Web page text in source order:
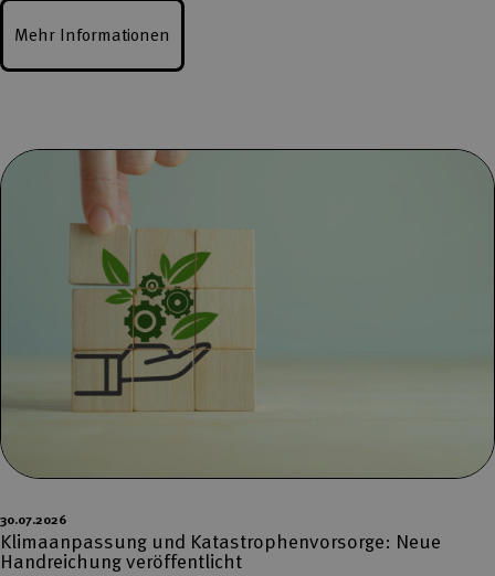
Mehr Informationen
30.07.2026
Klimaanpassung und Katastrophenvorsorge: Neue
Handreichung veröffentlicht